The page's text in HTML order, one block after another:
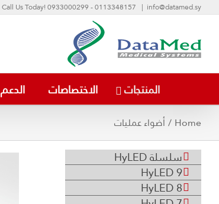
Skip
content
Call Us Today! 0933000299 - 0113348157 | info@datamed.sy
المنتجات الاختصاصات الدعم
Home
/ أضواء عمليات
سلسلة HyLED
HyLED 9
HyLED 8